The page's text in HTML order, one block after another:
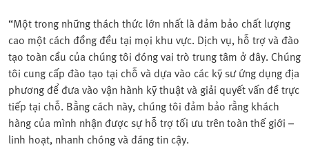
“Một trong những thách thức lớn nhất là đảm bảo chất lượng
cao một cách đồng đều tại mọi khu vực. Dịch vụ, hỗ trợ và đào
tạo toàn cầu của chúng tôi đóng vai trò trung tâm ở đây. Chúng
tôi cung cấp đào tạo tại chỗ và dựa vào các kỹ sư ứng dụng địa
phương để đưa vào vận hành kỹ thuật và giải quyết vấn đề trực
tiếp tại chỗ. Bằng cách này, chúng tôi đảm bảo rằng khách
hàng của mình nhận được sự hỗ trợ tối ưu trên toàn thế giới –
linh hoạt, nhanh chóng và đáng tin cậy.